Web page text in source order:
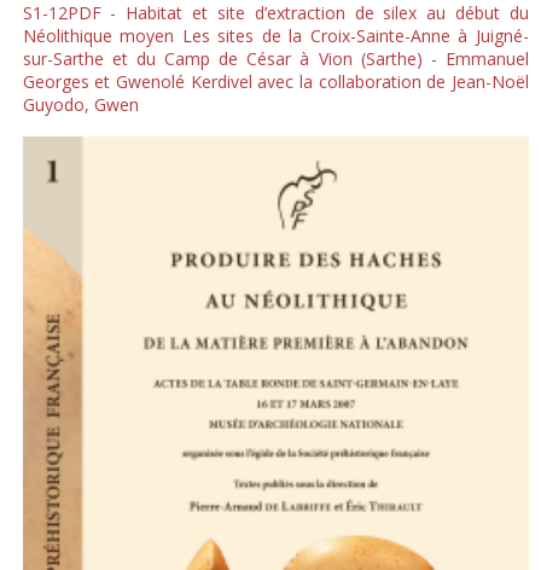
S1-12PDF - Habitat et site d’extraction de silex au début du
Néolithique moyen Les sites de la Croix-Sainte-Anne à Juigné-
sur-Sarthe et du Camp de César à Vion (Sarthe) - Emmanuel
Georges et Gwenolé Kerdivel avec la collaboration de Jean-Noël
Guyodo, Gwen